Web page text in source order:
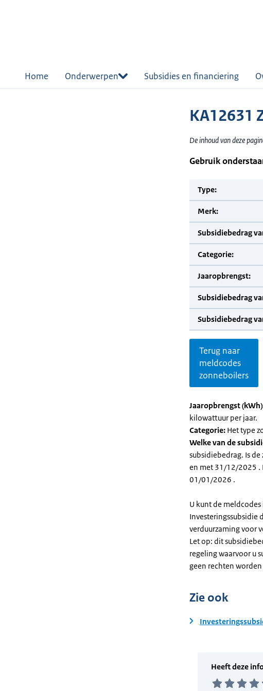
Home Onderwerpen Subsidies en financiering
KA12631
De inhoud van deze
Gebruik
Type:
Merk:
Subsidiebedrag
Categorie:
Jaaropbrengst:
Subsidiebedrag
Subsidiebedrag
Terug naar
meldcodes
zonneboilers
Jaaropbrengst
kilowattuur per jaar.
Categorie: Het type
Welke van de
subsidiebedrag. Is
en met 31/12/2025 .
01/01/2026 .
U kunt de
Investeringssubsidie
verduurzaming voor
Let op: dit
regeling waarvoor u
geen rechten
Zie ook